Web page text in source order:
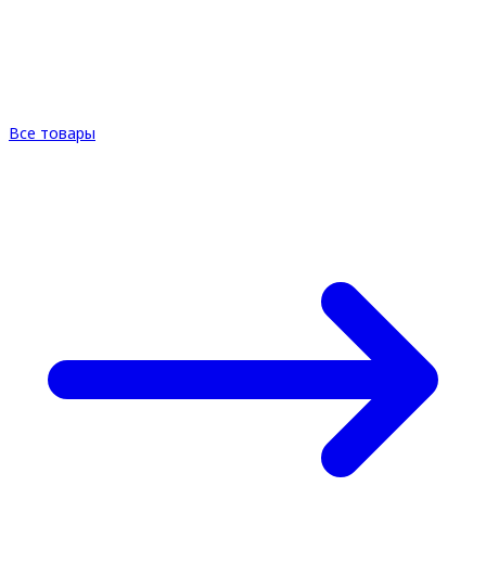
Все товары